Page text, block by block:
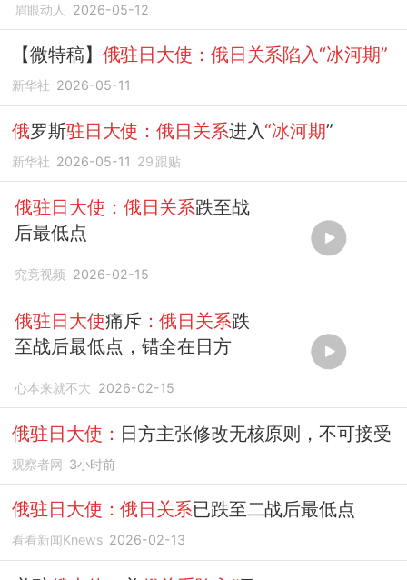
眉眼动人 2026-05-12
【微特稿】 俄驻日大使：俄日关系陷入“冰河期”
新华社 2026-05-11
俄罗斯驻日大使：俄日关系进入“冰河期”
新华社 2026-05-11 29 跟贴
俄驻日大使：俄日关系跌至战
后最低点
究竟视频 2026-02-15
俄驻日大使痛斥：俄日关系跌
至战后最低点，错全在日方
心本来就不大 2026-02-15
俄驻日大使： 日方主张修改无核原则，不可接受
观察者网 3小时前
俄驻日大使：俄日关系已跌至二战后最低点
看看新闻Knews 2026-02-13